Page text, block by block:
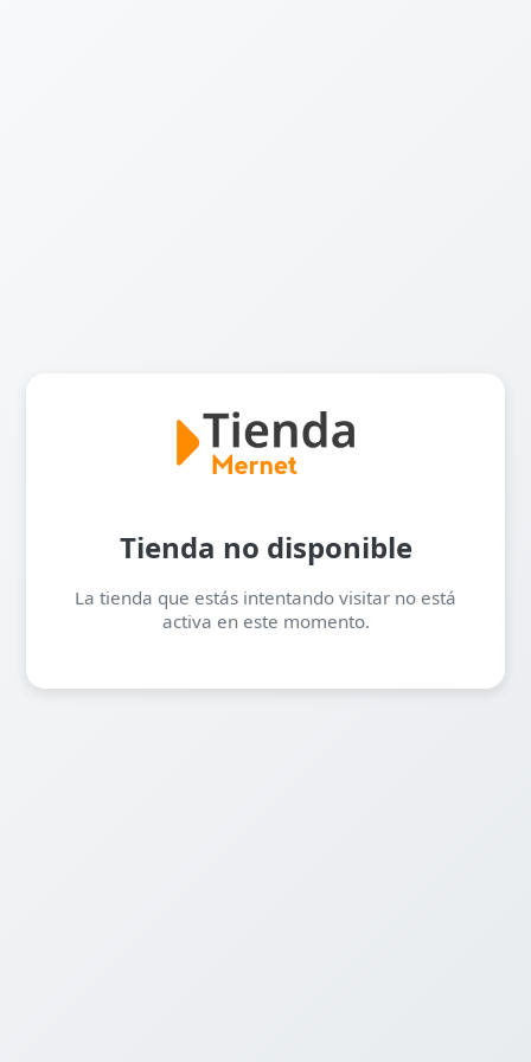
Tienda no disponible
La tienda que estás intentando visitar no está
activa en este momento.